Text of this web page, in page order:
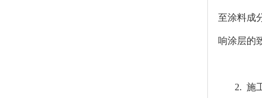
至涂料成
响涂层的
2. 施